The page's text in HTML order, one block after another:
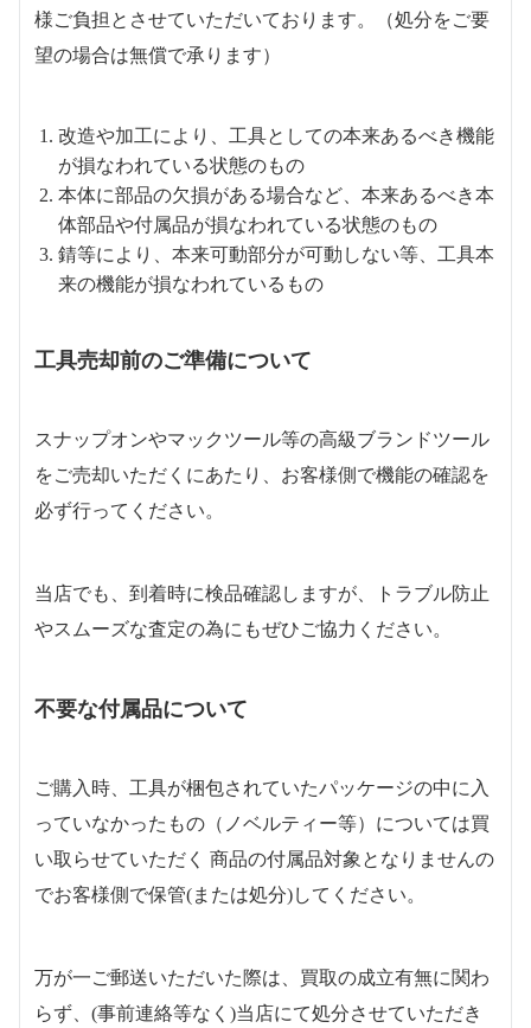
様ご負担とさせていただいております。（処分をご要
望の場合は無償で承ります）
改造や加工により、工具としての本来あるべき機能
が損なわれている状態のもの
本体に部品の欠損がある場合など、本来あるべき本
体部品や付属品が損なわれている状態のもの
錆等により、本来可動部分が可動しない等、工具本
来の機能が損なわれているもの
工具売却前のご準備について
スナップオンやマックツール等の高級ブランドツール
をご売却いただくにあたり、お客様側で機能の確認を
必ず行ってください。
当店でも、到着時に検品確認しますが、トラブル防止
やスムーズな査定の為にもぜひご協力ください。
不要な付属品について
ご購入時、工具が梱包されていたパッケージの中に入
っていなかったもの（ノベルティー等）については買
い取らせていただく 商品の付属品対象となりませんの
でお客様側で保管(または処分)してください。
万が一ご郵送いただいた際は、買取の成立有無に関わ
らず、(事前連絡等なく)当店にて処分させていただき